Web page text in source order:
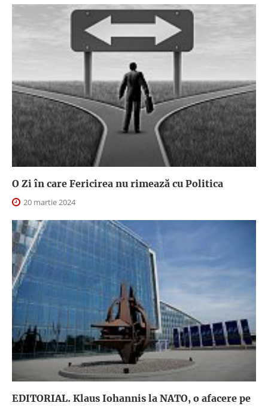
O Zi în care Fericirea nu rimează cu Politica
20 martie 2024
EDITORIAL. Klaus Iohannis la NATO, o afacere pe